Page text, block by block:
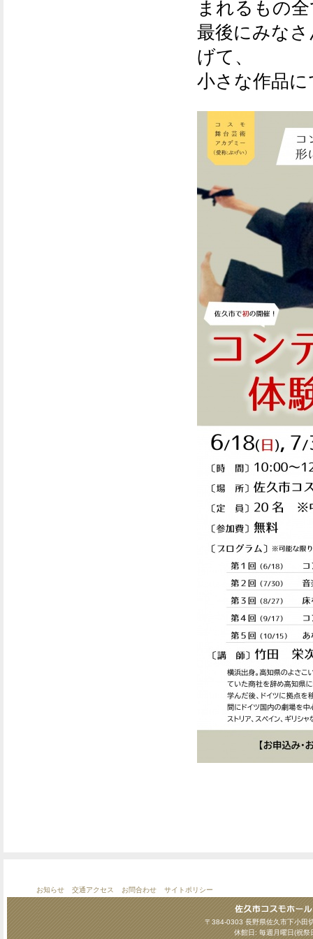
まれるもの
最後にみな
げて、
小さな作品
お知らせ 交通アクセス お問合わせ サイトポリシー
〒384-0303 長野県佐久市下小
休館日: 毎週月曜日(祝